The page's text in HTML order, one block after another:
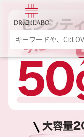
新規会員登録
スキンケア
商品カテゴリーから探す